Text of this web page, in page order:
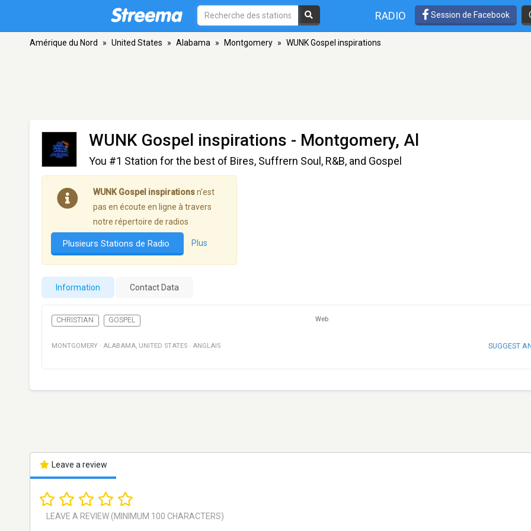
RADIO Session de Facebook
Amérique du Nord » United States » Alabama » Montgomery » WUNK Gospel inspirations
WUNK Gospel inspirations - Montgomery, Al
You #1 Station for the best of Bires, Suffrern Soul, R&B, and Gospel
WUNK Gospel inspirationsn'est
pas en écoute en ligne à travers
notre répertoire de radios
Plusieurs Stations de Radio Plus
Information Contact Data
CHRISTIAN GOSPEL Web
MONTGOMERY · ALABAMA, UNITED STATES · ANGLAIS SUGGEST
Leave a review